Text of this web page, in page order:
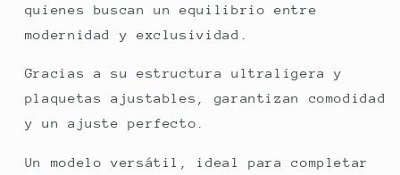
quienes buscan un equilibrio entre
modernidad y exclusividad.
Gracias a su estructura ultraligera y
plaquetas ajustables, garantizan comodidad
y un ajuste perfecto.
Un modelo versátil, ideal para completar